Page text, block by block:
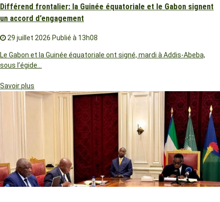
Différend frontalier: la Guinée équatoriale et le Gabon signent
un accord d’engagement
29 juillet 2026 Publié à 13h08
Le Gabon et la Guinée équatoriale ont signé, mardi à Addis-Abeba,
sous l’égide…
Savoir plus